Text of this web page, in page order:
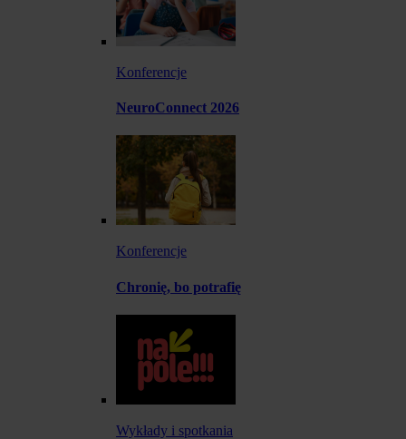
Konferencje
NeuroConnect 2026
Konferencje
Chronię, bo potrafię
Wykłady i spotkania